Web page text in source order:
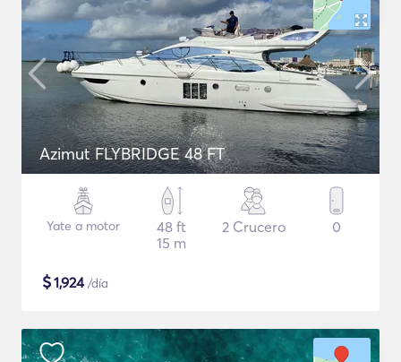
Azimut FLYBRIDGE 48 FT
Yate a motor
48 ft
15 m
2 Crucero 0
$1,924/día